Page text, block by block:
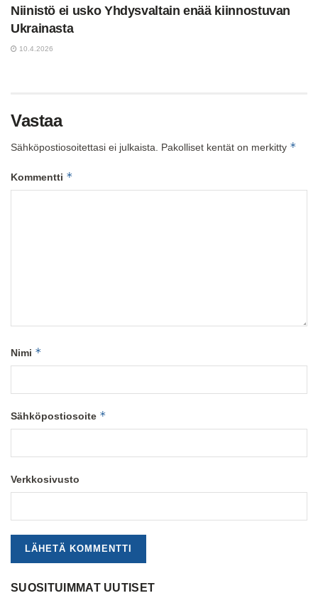
Niinistö ei usko Yhdysvaltain enää kiinnostuvan
Ukrainasta
10.4.2026
Vastaa
Sähköpostiosoitettasi ei julkaista. Pakolliset kentät on merkitty *
Kommentti *
Nimi *
Sähköpostiosoite *
Verkkosivusto
SUOSITUIMMAT UUTISET